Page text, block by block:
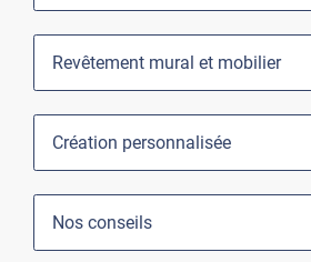
Revêtement mural et mobilier
Création personnalisée
Nos conseils